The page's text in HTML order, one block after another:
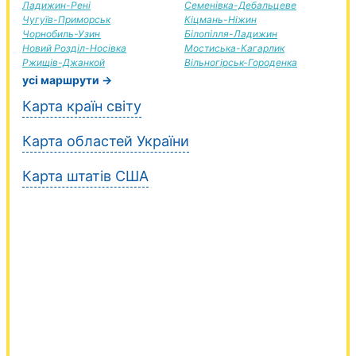
Ладижин-Рені
Чугуїв-Приморськ
Чорнобиль-Узин
Новий Розділ-Носівка
Ржищів-Джанкой
Семенівка-Дебальцеве
Кіцмань-Ніжин
Білопілля-Ладижин
Мостиська-Кагарлик
Вільногірськ-Городенка
усі маршрути →
Карта країн світу
Карта областей України
Карта штатів США